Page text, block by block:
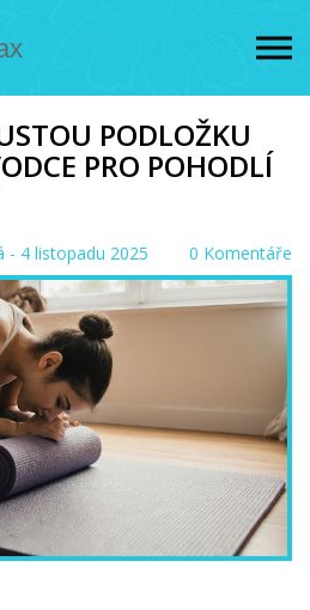
PODLOŽKU
PRO POHODLÍ
- 4 listopadu 2025 0 Komentáře